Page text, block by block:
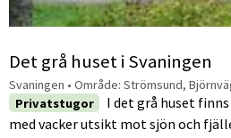
Det grå huset i Svaningen
Svaningen • Område: Strömsund,
Privatstugor
I det grå huset
med vacker utsikt mot sjön och